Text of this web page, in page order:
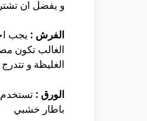
و يفضل ان
الفرش : يجب
الغالب تكون
الغليظة و تتدرج الفرش الى 12 سمك و توجد فرش على شكل مروحة
الورق : تستخدم
باطار خشبي